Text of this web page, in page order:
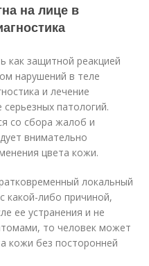
на лице в
как защитной реакцией
нарушений в теле
и лечение
патологий.
со сбора жалоб и
внимательно
цвета кожи.
локальный
какой-либо причиной,
ее устранения и не
то человек может
кожи без посторонней